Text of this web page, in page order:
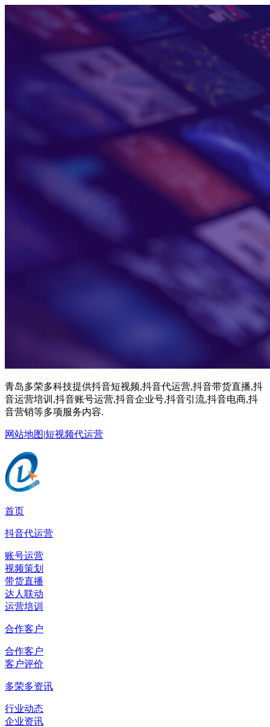
青岛多荣多科技提供抖音短视频,抖音代运营,抖音带货直播,抖
音运营培训,抖音账号运营,抖音企业号,抖音引流,抖音电商,抖
音营销等多项服务内容.
网站地图|短视频代运营
首页
抖音代运营
账号运营
视频策划
带货直播
达人联动
运营培训
合作客户
合作客户
客户评价
多荣多资讯
行业动态
企业资讯